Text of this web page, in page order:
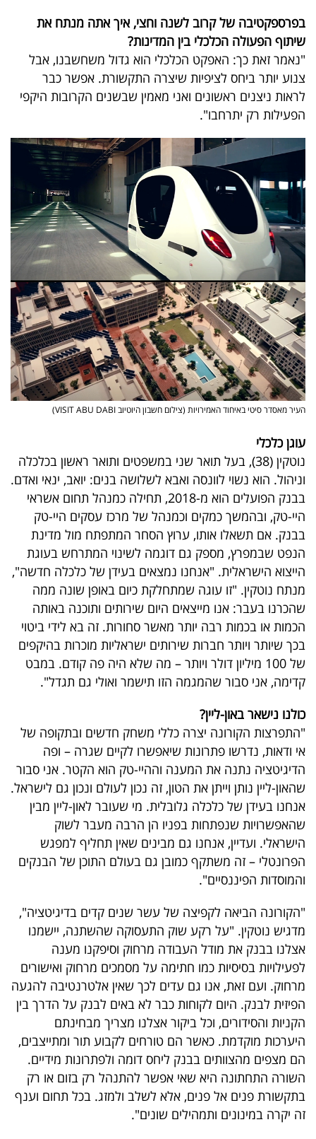
בפרספקטיבה של קרוב לשנה וחצי, איך אתה מנתח את
שיתוף הפעולה הכלכלי בין המדינות?
"נאמר זאת כך: האפקט הכלכלי הוא גדול משחשבנו, אבל
צנוע יותר ביחס לציפיות שיצרה התקשורת. אפשר כבר
לראות ניצנים ראשונים ואני מאמין שבשנים הקרובות היקפי
הפעילות רק יתרחבו".
העיר מאסדר סיטי באיחוד האמירויות (צילום חשבון היוטיוב VISIT ABU DABI)
עוגן כלכלי
נוטקין (38), בעל תואר שני במשפטים ותואר ראשון בכלכלה
וניהול. הוא נשוי לוונסה ואבא לשלושה בנים: יואב, ינאי ואדם.
בבנק הפועלים הוא מ-2018, תחילה כמנהל תחום אשראי
היי-טק, ובהמשך כמקים וכמנהל של מרכז עסקים היי-טק
בבנק. אם תשאלו אותו, ערוץ הסחר המתפתח מול מדינת
הנפט שבמפרץ, מספק גם דוגמה לשינוי המתרחש בעוגת
הייצוא הישראלית. "אנחנו נמצאים בעידן של כלכלה חדשה",
מנתח נוטקין. "זו עוגה שמתחלקת כיום באופן שונה ממה
שהכרנו בעבר: אנו מייצאים היום שירותים ותוכנה באותה
הכמות או בכמות רבה יותר מאשר סחורות. זה בא לידי ביטוי
בכך שיותר ויותר חברות שירותים ישראליות מוכרות בהיקפים
של 100 מיליון דולר ויותר – מה שלא היה פה קודם. במבט
קדימה, אני סבור שהמגמה הזו תישמר ואולי גם תגדל".
כולנו נישאר באון-ליין?
"התפרצות הקורונה יצרה כללי משחק חדשים ובתקופה של
אי ודאות, נדרשו פתרונות שיאפשרו לקיים שגרה – ופה
הדיגיטציה נתנה את המענה וההיי-טק הוא הקטר. אני סבור
שהאון-ליין נותן וייתן את הטון, זה נכון לעולם ונכון גם לישראל.
אנחנו בעידן של כלכלה גלובלית. מי שעובר לאון-ליין מבין
שהאפשרויות שנפתחות בפניו הן הרבה מעבר לשוק
הישראלי. ועדיין, אנחנו גם מבינים שאין תחליף למפגש
הפרונטלי – זה משתקף כמובן גם בעולם התוכן של הבנקים
והמוסדות הפיננסיים".
"הקורונה הביאה לקפיצה של עשר שנים קדים בדיגיטציה",
מדגיש נוטקין. "על רקע שוק התעסוקה שהשתנה, יישמנו
אצלנו בבנק את מודל העבודה מרחוק וסיפקנו מענה
לפעילויות בסיסיות כמו חתימה על מסמכים מרחוק ואישורים
מרחוק. ועם זאת, אנו גם עדים לכך שאין אלטרנטיבה להגעה
הפיזית לבנק. היום לקוחות כבר לא באים לבנק על הדרך בין
הקניות והסידורים, וכל ביקור אצלנו מצריך מבחינתם
היערכות מוקדמת. כאשר הם טורחים לקבוע תור ומתייצבים,
הם מצפים מהצוותים בבנק ליחס דומה ולפתרונות מידיים.
השורה התחתונה היא שאי אפשר להתנהל רק בזום או רק
בתקשורת פנים אל פנים, אלא לשלב ולמזג. בכל תחום וענף
זה יקרה במינונים ותמהילים שונים".